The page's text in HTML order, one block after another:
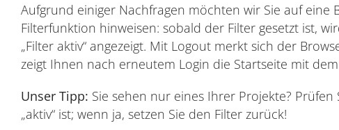
Aufgrund einiger Nachfragen möchten wir Sie auf eine
Filterfunktion hinweisen: sobald der Filter gesetzt ist,
„Filter aktiv“ angezeigt. Mit Logout merkt sich der
zeigt Ihnen nach erneutem Login die Startseite mit
Unser Tipp: Sie sehen nur eines Ihrer Projekte? Prüfen
„aktiv“ ist; wenn ja, setzen Sie den Filter zurück!